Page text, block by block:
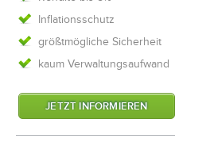
Inflationsschutz
größtmögliche Sicherheit
kaum Verwaltungsaufwand
JETZT INFORMIEREN